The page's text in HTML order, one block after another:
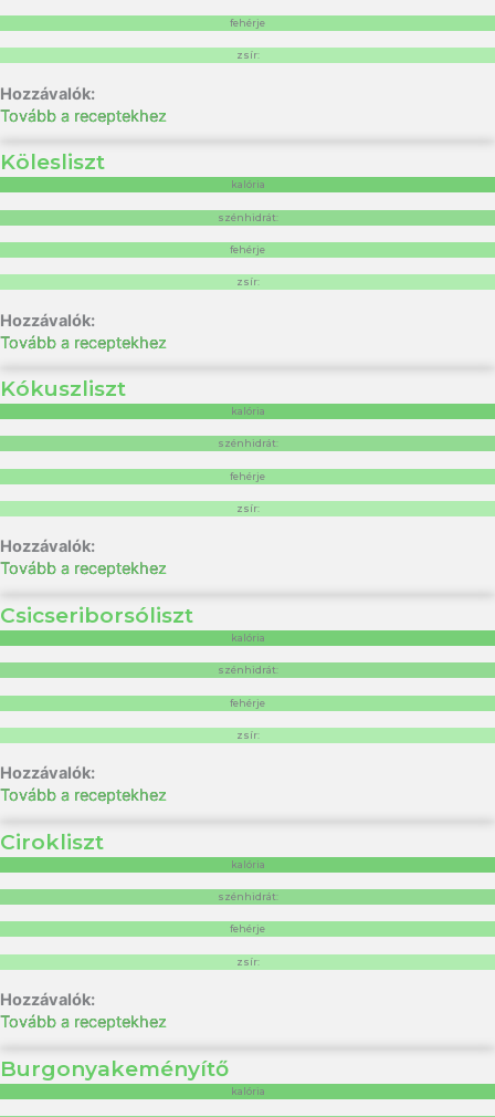
fehérje
zsír:
Tovább a receptekhez
Kölesliszt
kalória
szénhidrát:
fehérje
zsír:
Tovább a receptekhez
Kókuszliszt
kalória
szénhidrát:
fehérje
zsír:
Tovább a receptekhez
Csicseriborsóliszt
kalória
szénhidrát:
fehérje
zsír:
Tovább a receptekhez
Cirokliszt
kalória
szénhidrát:
fehérje
zsír:
Tovább a receptekhez
Burgonyakeményítő
kalória